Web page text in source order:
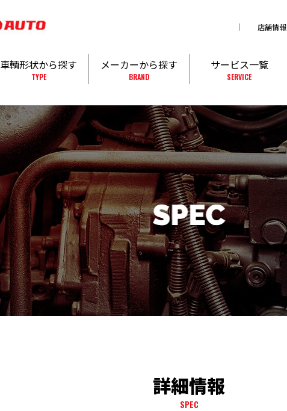
店舗情報
車輌形状から探す
TYPE
メーカーから探す
BRAND
サービス一覧
SERVICE
詳細情報
SPEC